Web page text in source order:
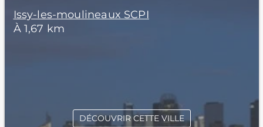
Issy-les-moulineaux SCPI
À 1,67 km
DÉCOUVRIR CETTE VILLE